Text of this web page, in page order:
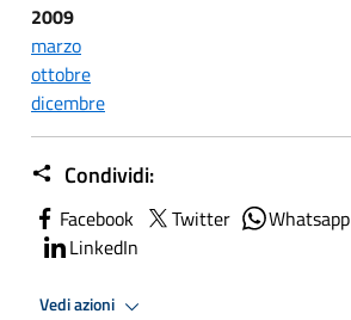
2009
marzo
ottobre
dicembre
Condividi:
Facebook Twitter Whatsapp
LinkedIn
Vedi azioni